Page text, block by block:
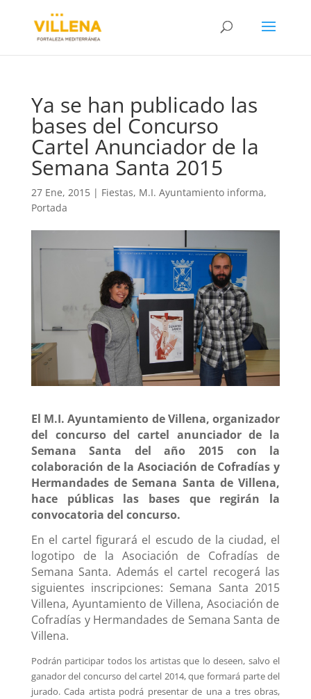
Ya se han publicado las
bases del Concurso
Cartel Anunciador de la
Semana Santa 2015
27 Ene, 2015| Fiestas, M.I. Ayuntamiento informa,
Portada
El M.I. Ayuntamiento de Villena, organizador
del concurso del cartel anunciador de la
Semana Santa del año 2015 con la
colaboración de la Asociación de Cofradías y
Hermandades de Semana Santa de Villena,
hace públicas las bases que regirán la
convocatoria del concurso.
En el cartel figurará el escudo de la ciudad, el
logotipo de la Asociación de Cofradías de
Semana Santa. Además el cartel recogerá las
siguientes inscripciones: Semana Santa 2015
Villena, Ayuntamiento de Villena, Asociación de
Cofradías y Hermandades de Semana Santa de
Villena.
Podrán participar todos los artistas que lo deseen, salvo el
ganador del concurso del cartel 2014, que formará parte del
jurado. Cada artista podrá presentar de una a tres obras,